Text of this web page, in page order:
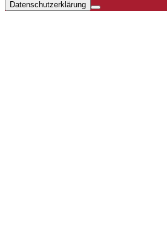
Datenschutzerklärung